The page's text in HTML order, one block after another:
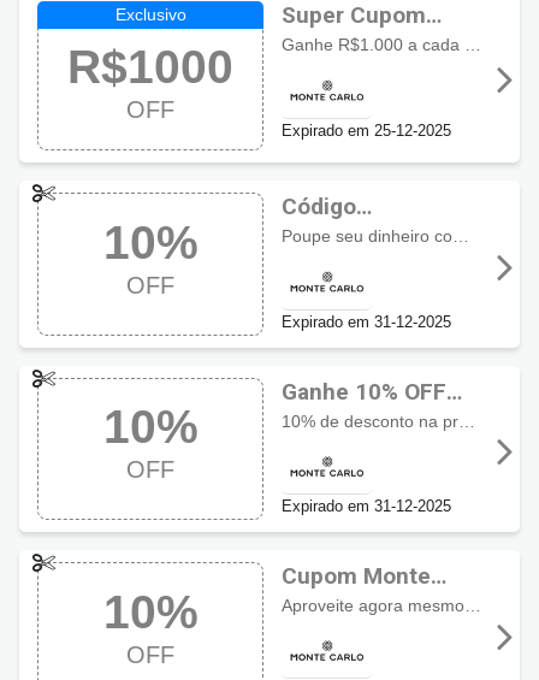
R$1000
OFF
Super Cupom
Monte Carlo com
R$1000 OFF
Ganhe R$1.000 a cada R$4.000, válido para todo o site, exceto lançamentos, relógios de terceiros e alianças.
Expirado em 25-12-2025
10%
OFF
Código
promocional
Monte Carlo com
10% OFF
Poupe seu dinheiro com 10% de desconto, exceto em Alianças, Relógios de Terceiros, Lançamentos (Celebrate, Laços, Verano e Jolie Maxi).
Expirado em 31-12-2025
10%
OFF
Ganhe 10% OFF
com cupom Monte
Carlo
Expirado em 31-12-2025
10%
OFF
Cupom Monte
Carlo com 10%